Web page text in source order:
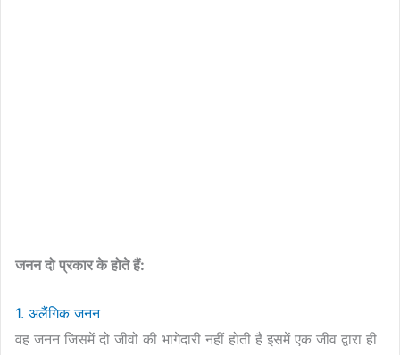
जनन दो प्रकार के होते हैं:
1. अलैंगिक जनन
वह जनन जिसमें दो जीवो की भागेदारी नहीं होती है इसमें एक जीव द्वारा ही